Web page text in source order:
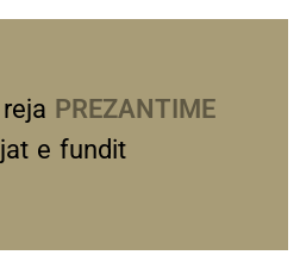
PREZANTIME
e fundit